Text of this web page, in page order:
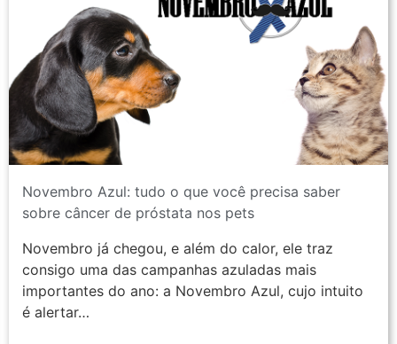
Novembro Azul: tudo o que você precisa saber
sobre câncer de próstata nos pets
Novembro já chegou, e além do calor, ele traz
consigo uma das campanhas azuladas mais
importantes do ano: a Novembro Azul, cujo intuito
é alertar…